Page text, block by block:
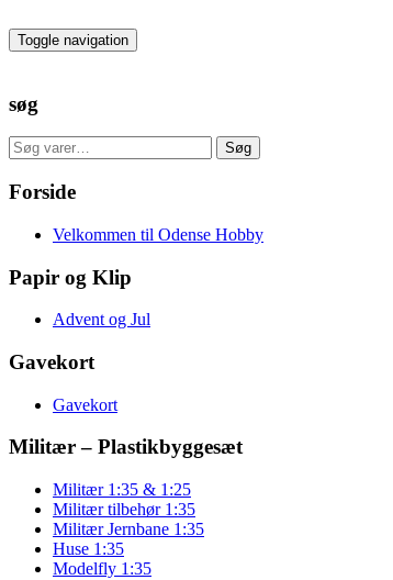
to
the
Toggle navigation
søg
Søg
efter:
Søg
Forside
Velkommen til Odense Hobby
Papir og Klip
Advent og Jul
Gavekort
Gavekort
Militær – Plastikbyggesæt
Militær 1:35 & 1:25
Militær tilbehør 1:35
Militær Jernbane 1:35
Huse 1:35
Modelfly 1:35